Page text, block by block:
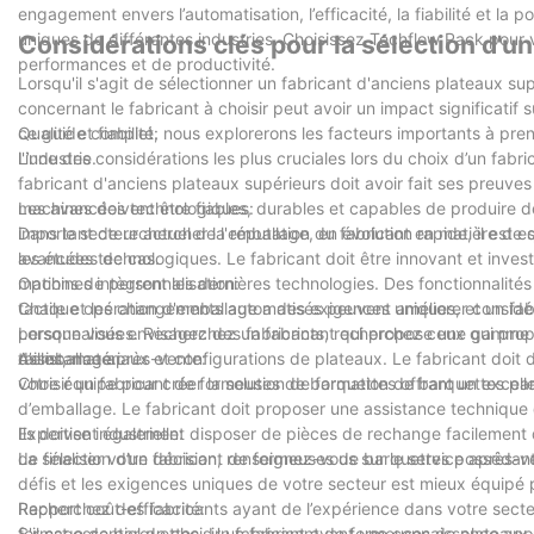
engagement envers l’automatisation, l’efficacité, la fiabilité et la
uniques de différentes industries. Choisissez Techflow Pack
performances et de productivité.
Considérations clés pour la sélection
Lorsqu'il s'agit de sélectionner un fabricant d'anciens plateaux
concernant le fabricant à choisir peut avoir un impact significatif
ce guide complet, nous explorerons les facteurs importants à
l'industrie.
Qualité et fiabilité:
L’une des considérations les plus cruciales lors du choix d’un
fabricant d'anciens plateaux supérieurs doit avoir fait ses
machines doivent être fiables, durables et capables de produire
important de rechercher la réputation du fabricant en matière
les études de cas.
Les avancées technologiques:
Dans le secteur actuel de l'emballage, en évolution rapide, il est
avancées technologiques. Le fabricant doit être innovant et
machines intègrent les dernières technologies. Des
tactile et les changements automatisés peuvent améliorer
Lorsque vous envisagez des fabricants, recherchez ceux qui
d’emballage.
Options de personnalisation:
Chaque opération d'emballage a des exigences uniques, et un
personnalisées. Recherchez un fabricant qui propose une
tailles, matériaux et configurations de plateaux. Le fabricant
votre équipe pour créer la solution de formation de barquettes
Assistance après-vente:
Choisir un fabricant de formeuses de barquettes offrant un
d’emballage. Le fabricant doit proposer une assistance
Ils doivent également disposer de pièces de rechange
de finaliser votre décision, renseignez-vous sur le service
Expertise industrielle:
La sélection d’un fabricant de formeuses de barquettes
défis et les exigences uniques de votre secteur est mieux
Recherchez des fabricants ayant de l’expérience dans votre
Rapport coût-efficacité: